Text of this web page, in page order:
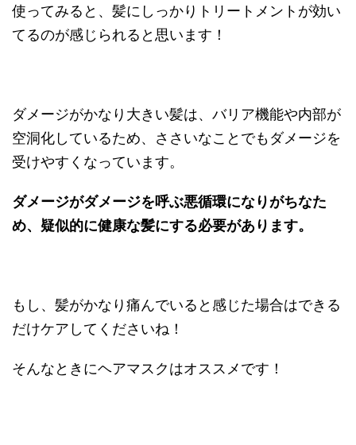
使ってみると、髪にしっかりトリートメントが効い
てるのが感じられると思います！
ダメージがかなり大きい髪は、バリア機能や内部が
空洞化しているため、ささいなことでもダメージを
受けやすくなっています。
ダメージがダメージを呼ぶ悪循環になりがちなた
め、疑似的に健康な髪にする必要があります。
もし、髪がかなり痛んでいると感じた場合はできる
だけケアしてくださいね！
そんなときにヘアマスクはオススメです！